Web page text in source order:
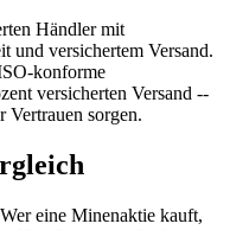
Händler mit
und versichertem Versand.
konforme
versicherten Versand --
Vertrauen sorgen.
Wer eine Minenaktie kauft,